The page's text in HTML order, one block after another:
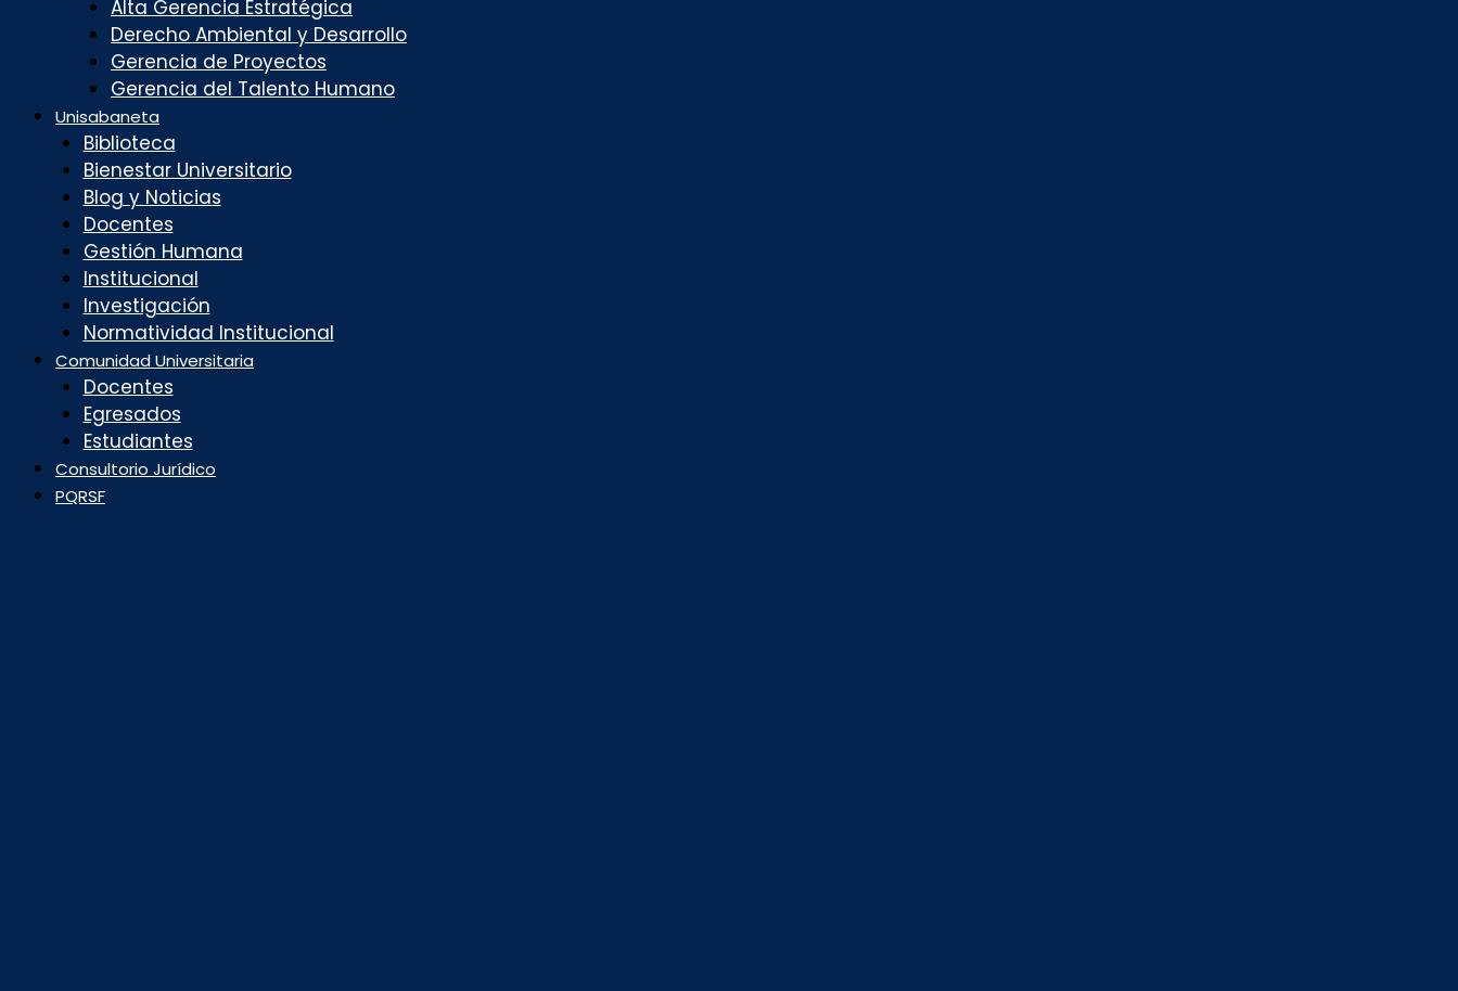
Alta Gerencia Estratégica
Derecho Ambiental y Desarrollo
Gerencia de Proyectos
Gerencia del Talento Humano
Unisabaneta
Biblioteca
Bienestar Universitario
Blog y Noticias
Docentes
Gestión Humana
Institucional
Investigación
Normatividad Institucional
Comunidad Universitaria
Docentes
Egresados
Estudiantes
Consultorio Jurídico
PQRSF